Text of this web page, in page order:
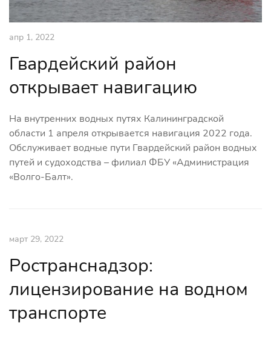
апр 1, 2022
Гвардейский район
открывает навигацию
На внутренних водных путях Калининградской
области 1 апреля открывается навигация 2022 года.
Обслуживает водные пути Гвардейский район водных
путей и судоходства – филиал ФБУ «Администрация
«Волго-Балт».
март 29, 2022
Ространснадзор:
лицензирование на водном
транспорте